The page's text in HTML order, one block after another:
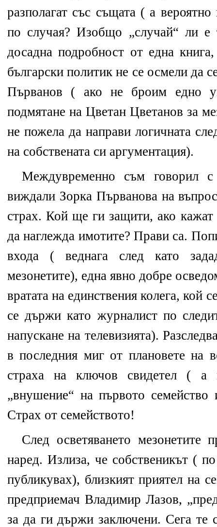
разполагат със същата ( а
по случая? Изобщо „случай“ ли
досадна подробност от една
български политик не се осмели да
Първанов ( ако не броим едно
подмятане на Цветан Цветанов за
не пожела да направи логичната
на собствената си аргументация).
Междувременно съм говорил
виждали Зорка Първанова на
страх. Кой ще ги защити, ако кажат
да наглежда имотите? Прави са.
входа ( веднага след като
мезонетите), една явно добре
вратата на единствения колега, кой
се държи като журналист по
напускане на телевизията).
в последния миг от плановете на
страха на ключов свидетел ( а
„внушение“ на първото семейство
Страх от семейството!
След осветяването мезонетите
наред. Излиза, че собственикът (
публикувах), близкият приятел на
предприемач Владимир Лазов,
за да ги държи заключени. Сега те